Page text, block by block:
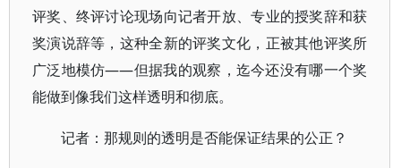
评奖、终评讨论现场向记者开放、专业的授奖辞和获
奖演说辞等，这种全新的评奖文化，正被其他评奖所
广泛地模仿——但据我的观察，迄今还没有哪一个奖
能做到像我们这样透明和彻底。
记者：那规则的透明是否能保证结果的公正？